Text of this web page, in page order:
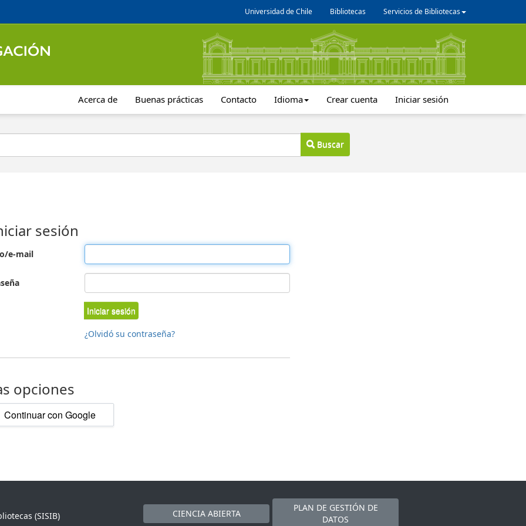
Universidad de Chile Bibliotecas Servicios de Bibliotecas
Acerca de Buenas prácticas Contacto Idioma Crear cuenta Iniciar sesión
Buscar
sesión
e-mail
Iniciar sesión
¿Olvidó su contraseña?
opciones
Continuar con Google
(SISIB)
CIENCIA ABIERTA
PLAN DE GESTIÓN DE
DATOS